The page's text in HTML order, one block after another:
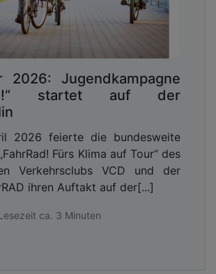
2026: Jugendkampagne
startet auf der
2026 feierte die bundesweite
Fürs Klima auf Tour“ des
Verkehrsclubs VCD und der
ihren Auftakt auf der[...]
ca. 3 Minuten